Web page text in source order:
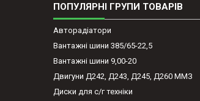
ПОПУЛЯРНІ ГРУПИ ТОВАРІВ
Авторадіатори
Вантажні шини 385/65-22,5
Вантажні шини 9,00-20
Двигуни Д242, Д243, Д245, Д260 ММЗ
Диски для с/г техніки